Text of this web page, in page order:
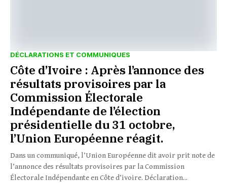
DÉCLARATIONS ET COMMUNIQUES
Côte d’Ivoire : Après l’annonce des
résultats provisoires par la
Commission Électorale
Indépendante de l’élection
présidentielle du 31 octobre,
l’Union Européenne réagit.
Dans un communiqué, l’Union Européenne dit avoir prit note de
l’annonce des résultats provisoires par la Commission
Électorale Indépendante en Côte d’ivoire. Déclaration...